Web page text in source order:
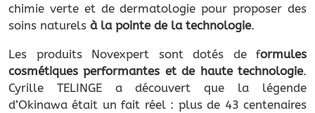
chimie verte et de dermatologie pour proposer des
soins naturels à la pointe de la technologie.
Les produits Novexpert sont dotés de formules
cosmétiques performantes et de haute technologie.
Cyrille TELINGE a découvert que la légende
d’Okinawa était un fait réel : plus de 43 centenaires